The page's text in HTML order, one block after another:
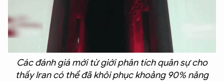
Các đánh giá mới từ giới phân tích quân sự cho
thấy Iran có thể đã khôi phục khoảng 90% năng